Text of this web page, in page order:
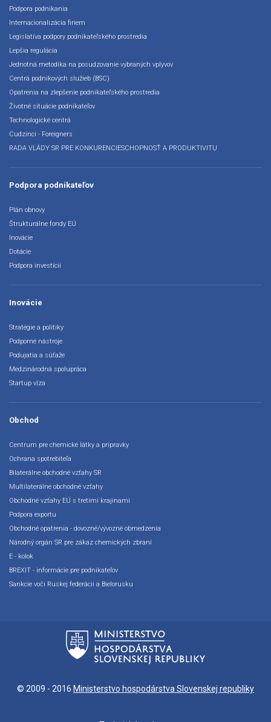
Podpora podnikania
Internacionalizácia firiem
Legislatíva podpory podnikateľského prostredia
Lepšia regulácia
Jednotná metodika na posudzovanie vybraných vplyvov
Centrá podnikových služieb (BSC)
Opatrenia na zlepšenie podnikateľského prostredia
Životné situácie podnikateľov
Technologické centrá
Cudzinci - Foreigners
RADA VLÁDY SR PRE KONKURENCIESCHOPNOSŤ A PRODUKTIVITU
Podpora podnikateľov
Plán obnovy
Štrukturálne fondy EÚ
Inovácie
Dotácie
Podpora investícií
Inovácie
Stratégie a politiky
Podporné nástroje
Podujatia a súťaže
Medzinárodná spolupráca
Startup víza
Obchod
Centrum pre chemické látky a prípravky
Ochrana spotrebiteľa
Bilaterálne obchodné vzťahy SR
Multilaterálne obchodné vzťahy
Obchodné vzťahy EÚ s tretími krajinami
Podpora exportu
Obchodné opatrenia - dovozné/vývozné obmedzenia
Národný orgán SR pre zákaz chemických zbraní
E - kolok
BREXIT - informácie pre podnikateľov
Sankcie voči Ruskej federácii a Bielorusku
© 2009 - 2016 Ministerstvo hospodárstva Slovenskej republiky